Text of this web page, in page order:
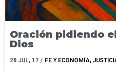
Oración pidiendo
Dios
28 JUL, 17 / FE Y ECONOMÍA